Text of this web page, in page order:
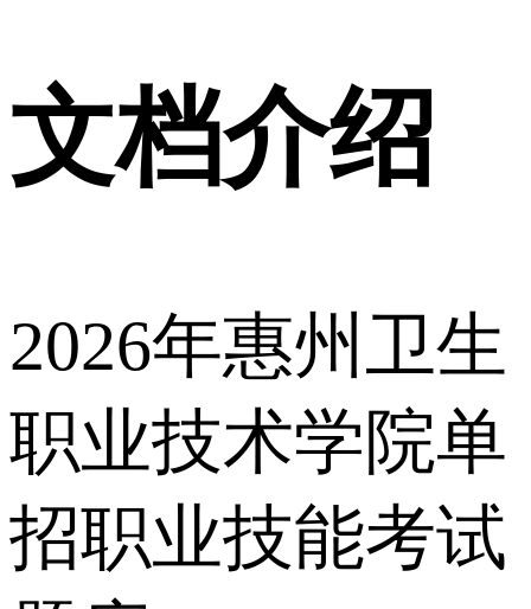
文档介绍
2026年惠州卫生
职业技术学院单
招职业技能考试